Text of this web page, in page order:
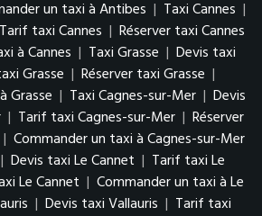
un taxi à Antibes | Taxi Cannes |
Tarif taxi Cannes | Réserver taxi Cannes
à Cannes | Taxi Grasse | Devis taxi
Grasse | Réserver taxi Grasse |
Grasse | Taxi Cagnes-sur-Mer | Devis
| Tarif taxi Cagnes-sur-Mer | Réserver
| Commander un taxi à Cagnes-sur-Mer
| Devis taxi Le Cannet | Tarif taxi Le
Le Cannet | Commander un taxi à Le
| Devis taxi Vallauris | Tarif taxi